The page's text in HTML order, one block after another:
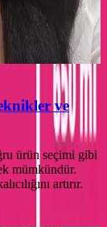
ve
ürün seçimi gibi
mümkündür.
artırır.